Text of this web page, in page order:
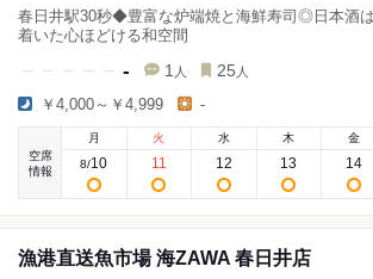
春日井駅30秒◆豊富な炉端焼と海鮮寿司◎日本酒
着いた心ほどける和空間
- 1 人 25 人
￥4,000～￥4,999 -
空席
情報
月
8/10
火
11
水
12
木
13
金
14
漁港直送魚市場 海ZAWA 春日井店